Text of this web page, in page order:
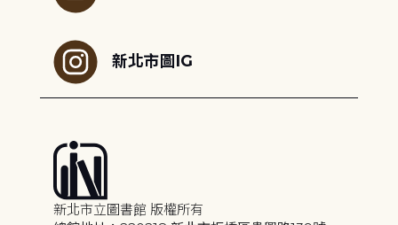
新北市圖IG
新北市立圖書館 版權所有